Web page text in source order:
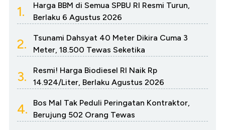
1.
Harga BBM di Semua SPBU RI Resmi Turun,
Berlaku 6 Agustus 2026
2.
Tsunami Dahsyat 40 Meter Dikira Cuma 3
Meter, 18.500 Tewas Seketika
3.
Resmi! Harga Biodiesel RI Naik Rp
14.924/Liter, Berlaku Agustus 2026
4.
Bos Mal Tak Peduli Peringatan Kontraktor,
Berujung 502 Orang Tewas